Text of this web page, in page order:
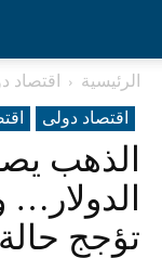
الرئيسية
اقتصاد
اقتصاد دولی
الذهب
تؤجج